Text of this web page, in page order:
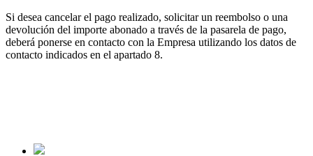
Si desea cancelar el pago realizado, solicitar un reembolso o una
devolución del importe abonado a través de la pasarela de pago,
deberá ponerse en contacto con la Empresa utilizando los datos de
contacto indicados en el apartado 8.